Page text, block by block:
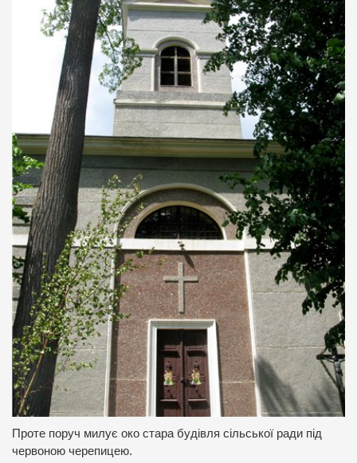
Проте поруч милує око стара будівля сільської ради під
червоною черепицею.